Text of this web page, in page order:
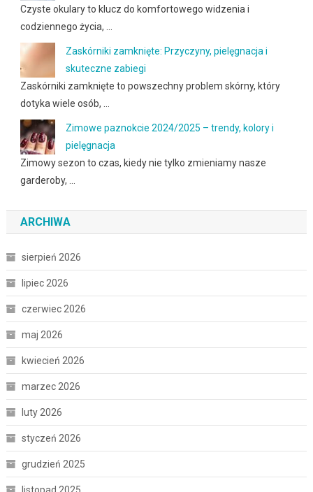
Czyste okulary to klucz do komfortowego widzenia i
codziennego życia, …
Zaskórniki zamknięte: Przyczyny, pielęgnacja i
skuteczne zabiegi
Zaskórniki zamknięte to powszechny problem skórny, który
dotyka wiele osób, …
Zimowe paznokcie 2024/2025 – trendy, kolory i
pielęgnacja
Zimowy sezon to czas, kiedy nie tylko zmieniamy nasze
garderoby, …
ARCHIWA
sierpień 2026
lipiec 2026
czerwiec 2026
maj 2026
kwiecień 2026
marzec 2026
luty 2026
styczeń 2026
grudzień 2025
listopad 2025